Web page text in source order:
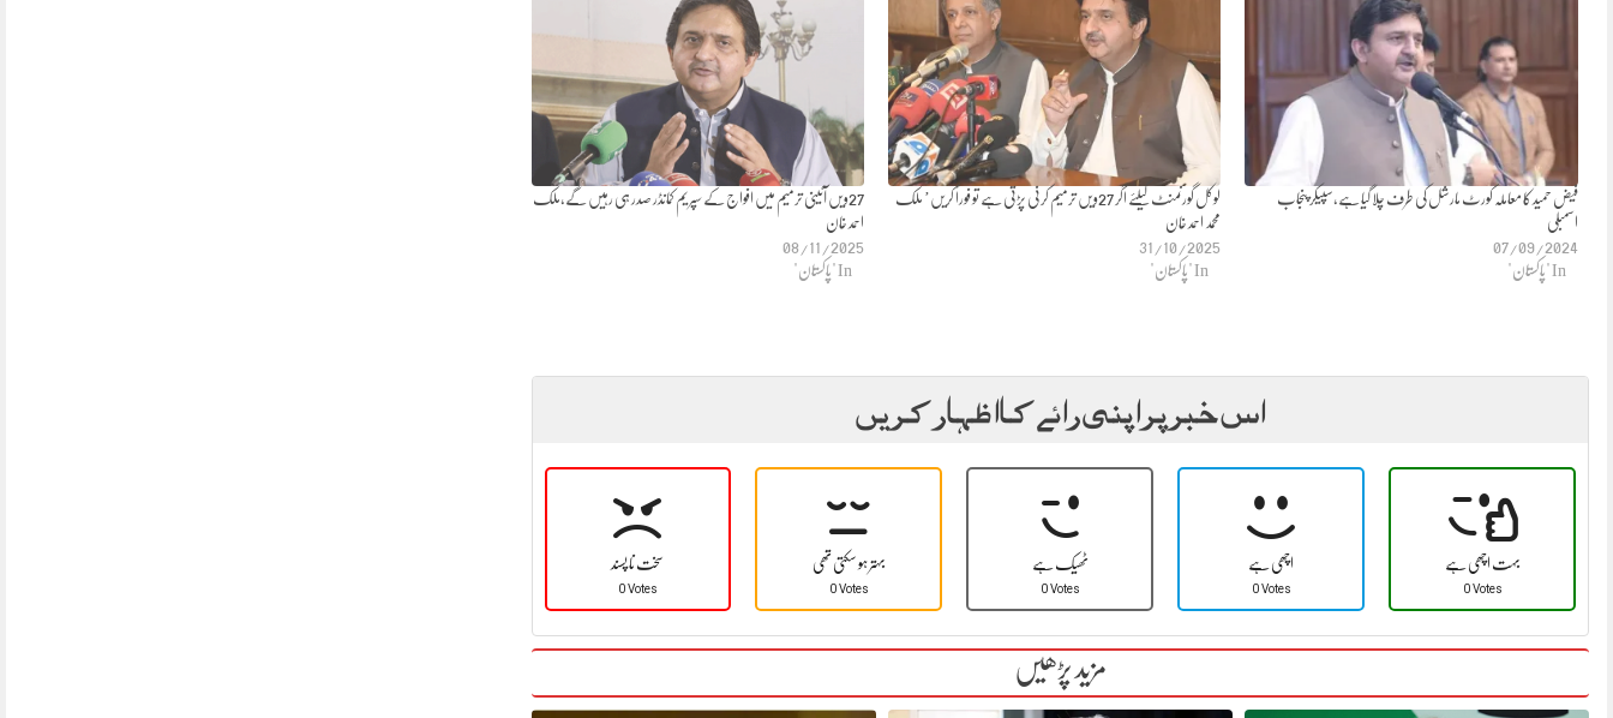
27ویں آئینی ترمیم میں افواج کے سپریم کمانڈر صدر ہی رہیں گے،ملک
احمد خان
08/11/2025
In "پاکستان"
لوکل گورنمنٹ کیلئے اگر 27ویں ترمیم کرنی پڑتی ہے تو فوراً کریں’ ملک
محمد احمد خان
31/10/2025
In "پاکستان"
فیض حمید کا معاملہ کورٹ مارشل کی طرف چلا گیا ہے،سپیکر پنجاب
اسمبلی
07/09/2024
In "پاکستان"
اس خبر پر اپنی رائے کا اظہار کریں
سخت نا پسند
0 Votes
بہتر ہو سکتی تھی
0 Votes
ٹھیک ہے
0 Votes
اچھی ہے
0 Votes
بہت اچھی ہے
0 Votes
مزید پڑھیں